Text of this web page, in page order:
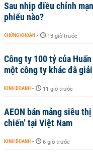
Sau nhịp điều chỉnh
phiếu nào?
CHỨNG KHOÁN - 13 giờ trước
Công ty 100 tỷ của
một công ty khác đã
KINH DOANH - 11 giờ trước
AEON bán mảng siêu
chiến’ tại Việt Nam
KINH DOANH - 6 giờ trước